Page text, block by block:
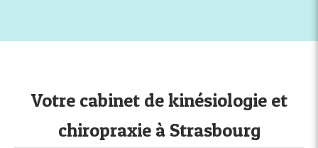
Votre cabinet de kinésiologie et
chiropraxie à Strasbourg